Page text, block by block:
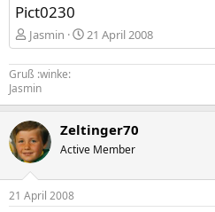
Pict0230
Jasmin 21 April 2008
Gruß :winke:
Jasmin
Zeltinger70
Active Member
21 April 2008